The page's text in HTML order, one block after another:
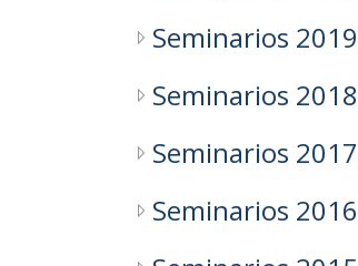
Junio: 20
Mayo: 16
Abril: 18
Marzo: 21
Seminarios 2019
Seminarios 2018
Seminarios 2017
Seminarios 2016